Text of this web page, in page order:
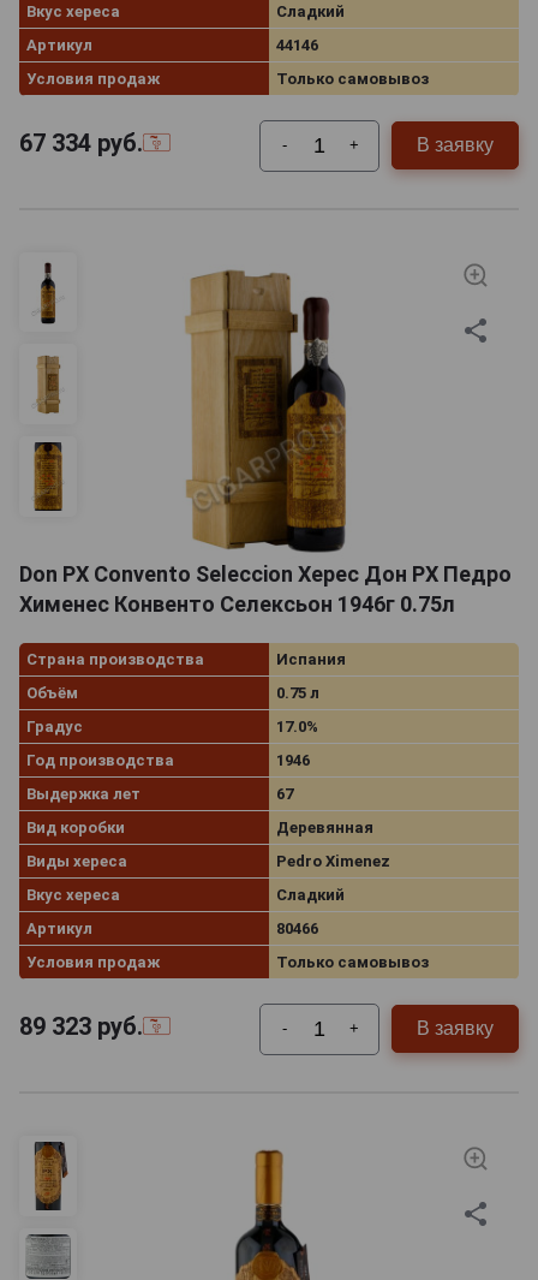
Вкус хереса
Сладкий
Артикул
44146
Условия продаж
Только самовывоз
67 334 руб. - + В заявку
Don PX Convento Seleccion Херес Дон РХ Педро
Хименес Конвенто Селексьон 1946г 0.75л
Страна производства
Испания
Объём
0.75 л
Градус
17.0%
Год производства
1946
Выдержка лет
67
Вид коробки
Деревянная
Виды хереса
Pedro Ximenez
Вкус хереса
Сладкий
Артикул
80466
Условия продаж
Только самовывоз
89 323 руб. - + В заявку